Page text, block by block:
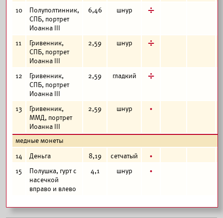
10
Полуполтинник,
СПБ, портрет
Иоанна III
6,46 шнур д
11
Гривенник,
СПБ, портрет
Иоанна III
2,59 шнур д
12
Гривенник,
СПБ, портрет
Иоанна III
2,59 гладкий д
13
Гривенник,
ММД, портрет
Иоанна III
2,59 шнур б
медные монеты
14
Деньга 8,19 сетчатый б
15
Полушка, гурт с
насечкой
вправо и влево
4,1 шнур б